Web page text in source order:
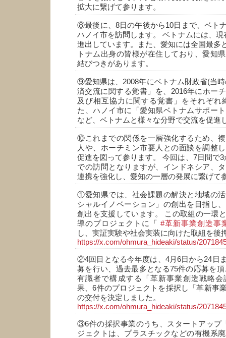
拡大に繋げて参ります。
⑧最後に、8日の午後から10日まで、ベト
ハノイ市を訪問します。 ベトナムには、現
進出しています。また、愛知には全国最多
トナム出身の皆様が在住しており、愛知
結びつきがあります。
⑨愛知県は、2008年にベトナム財政省(当
済交流に関する覚書」を、2016年にホー
及び相互協力に関する覚書」をそれぞれ
た、ハノイ市に「愛知県ベトナムサポー
など、ベトナムと様々な分野で交流を促進
⑩これまでの関係を一層強化するため、
人や、ホーチミン市要人との面談を調整
促進を図って参ります。 今回は、7日間で
での訪問となりますが、インドネシア、
連携を強化し、愛知の一層の発展に繋げて
①愛知県では、社会課題の解決と地域の
シャルイノベーション」の創出を目指し
創出を支援しています。 この取組の一環
導のプロジェクトに「 #革新事業創造事
し、実証実験や社会実装に向けた取組を後
https://x.com/ohmura_hideaki/status/
②4回目となる今年度は、4月6日から24日
募を行い、過去最多となる75件の応募を
有識者で構成する「革新事業創造戦略
果、6件のプロジェクトを採択し「革新事
の交付を決定しました。
https://x.com/ohmura_hideaki/status/
③6件の採択事業のうち、スタートアップ
ジェクトは、プラスチックなどの有機系